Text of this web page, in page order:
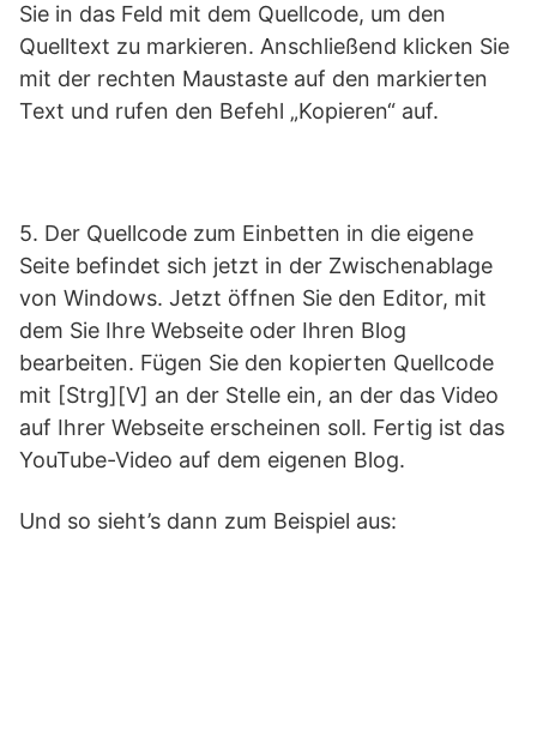
Sie in das Feld mit dem Quellcode, um den
Quelltext zu markieren. Anschließend klicken Sie
mit der rechten Maustaste auf den markierten
Text und rufen den Befehl „Kopieren“ auf.
5. Der Quellcode zum Einbetten in die eigene
Seite befindet sich jetzt in der Zwischenablage
von Windows. Jetzt öffnen Sie den Editor, mit
dem Sie Ihre Webseite oder Ihren Blog
bearbeiten. Fügen Sie den kopierten Quellcode
mit [Strg][V] an der Stelle ein, an der das Video
auf Ihrer Webseite erscheinen soll. Fertig ist das
YouTube-Video auf dem eigenen Blog.
Und so sieht’s dann zum Beispiel aus: